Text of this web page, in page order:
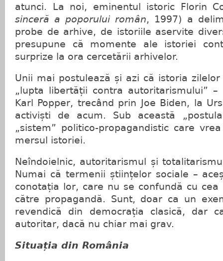
atunci. La noi, eminentul istoric Florin
sinceră a poporului român, 1997) a
probe de arhive, de istoriile aservite
presupune că momente ale istoriei
surprize la ora cercetării arhivelor.
Unii mai postulează și azi că istoria
„lupta libertății contra autoritarismului”
Karl Popper, trecând prin Joe Biden, la
activiști de acum. Sub această
„sistem” politico-propagandistic care
mersul istoriei.
Neîndoielnic, autoritarismul și
Numai că termenii științelor sociale –
conotația lor, care nu se confundă cu
către propagandă. Sunt, doar ca un
revendică din democrația clasică, dar
autoritar, dacă nu chiar mai grav.
Situația din România